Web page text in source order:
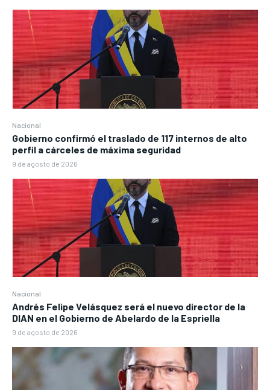
Nacional
Gobierno confirmó el traslado de 117 internos de alto
perfil a cárceles de máxima seguridad
9 de agosto de 2026
Nacional
Andrés Felipe Velásquez será el nuevo director de la
DIAN en el Gobierno de Abelardo de la Espriella
9 de agosto de 2026